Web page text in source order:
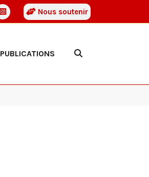
Nous soutenir
PUBLICATIONS